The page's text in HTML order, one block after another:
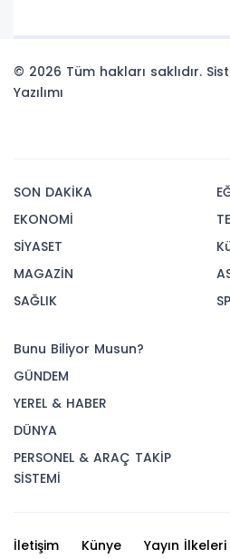
© 2026 Tüm hakları saklıdır.
Yazılımı
SON DAKİKA
EKONOMİ
SİYASET
MAGAZİN
SAĞLIK
Bunu Biliyor Musun?
GÜNDEM
YEREL & HABER
DÜNYA
PERSONEL & ARAÇ TAKİP
SİSTEMİ
İletişim Künye Yayın İlkeleri